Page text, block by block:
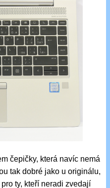
čepičky, která navíc nemá
tak dobré jako u originálu,
ty, kteří neradi zvedají